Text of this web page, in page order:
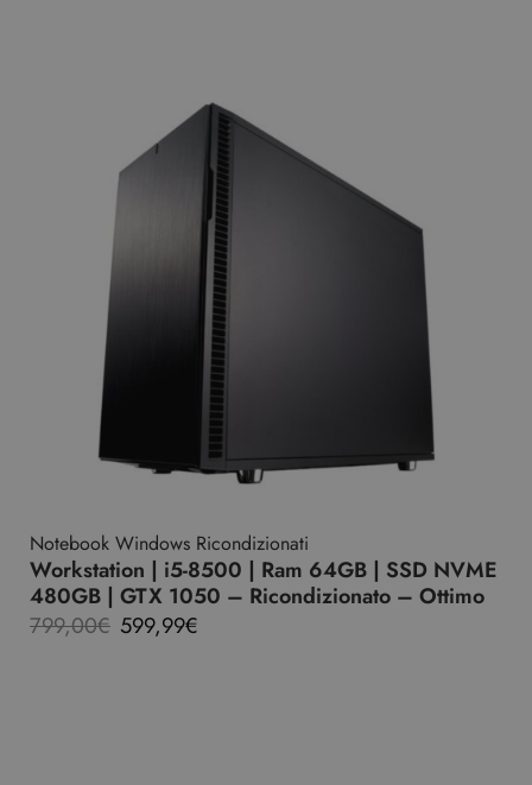
Notebook Windows Ricondizionati
Workstation | i5-8500 | Ram 64GB | SSD NVME
480GB | GTX 1050 – Ricondizionato – Ottimo
799,00€ 599,99€